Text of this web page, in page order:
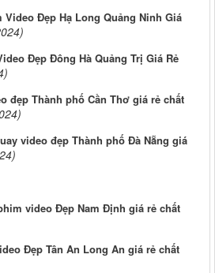
Đẹp Hạ Long Quảng Ninh Giá
Đẹp Đông Hà Quảng Trị Giá Rẻ
đẹp Thành phố Cần Thơ giá rẻ chất
video đẹp Thành phố Đà Nẵng giá
video Đẹp Nam Định giá rẻ chất
Đẹp Tân An Long An giá rẻ chất